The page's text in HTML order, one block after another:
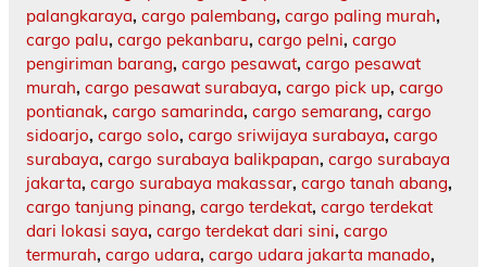
palangkaraya, cargo palembang, cargo paling murah,
cargo palu, cargo pekanbaru, cargo pelni, cargo
pengiriman barang, cargo pesawat, cargo pesawat
murah, cargo pesawat surabaya, cargo pick up, cargo
pontianak, cargo samarinda, cargo semarang, cargo
sidoarjo, cargo solo, cargo sriwijaya surabaya, cargo
surabaya, cargo surabaya balikpapan, cargo surabaya
jakarta, cargo surabaya makassar, cargo tanah abang,
cargo tanjung pinang, cargo terdekat, cargo terdekat
dari lokasi saya, cargo terdekat dari sini, cargo
termurah, cargo udara, cargo udara jakarta manado,